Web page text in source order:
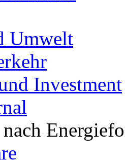
Umwelt
Investment